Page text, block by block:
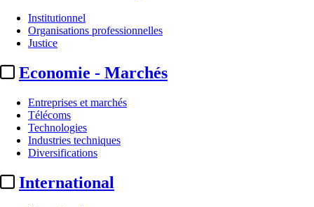
Institutionnel
Organisations professionnelles
Justice
Economie - Marchés
Entreprises et marchés
Télécoms
Technologies
Industries techniques
Diversifications
International